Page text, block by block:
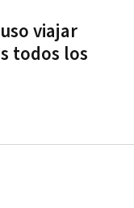
viajar
todos los